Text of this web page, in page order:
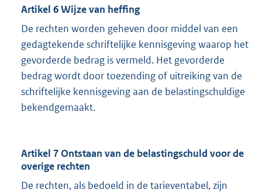
Artikel 6 Wijze van heffing
De rechten worden geheven door middel van een
gedagtekende schriftelijke kennisgeving waarop het
gevorderde bedrag is vermeld. Het gevorderde
bedrag wordt door toezending of uitreiking van de
schriftelijke kennisgeving aan de belastingschuldige
bekendgemaakt.
Artikel 7 Ontstaan van de belastingschuld voor de
overige rechten
De rechten, als bedoeld in de tarieventabel, zijn